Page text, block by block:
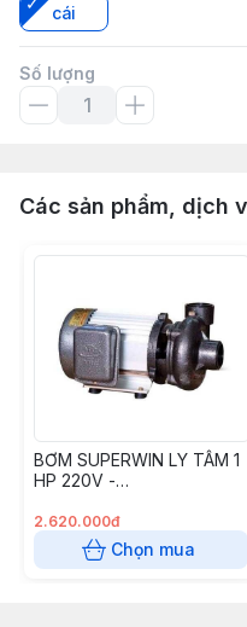
cái
Số lượng
Các sản phẩm, dịch
BƠM SUPERWIN LY TÂM 1
HP 220V -
2.620.000đ
Chọn mua